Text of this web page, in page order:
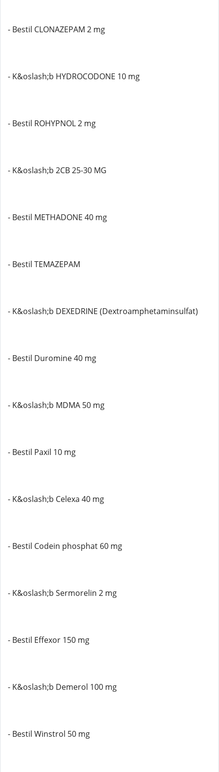
- Bestil CLONAZEPAM 2 mg
- K&oslash;b HYDROCODONE 10 mg
- Bestil ROHYPNOL 2 mg
- K&oslash;b 2CB 25-30 MG
- Bestil METHADONE 40 mg
- Bestil TEMAZEPAM
- K&oslash;b DEXEDRINE (Dextroamphetaminsulfat)
- Bestil Duromine 40 mg
- K&oslash;b MDMA 50 mg
- Bestil Paxil 10 mg
- K&oslash;b Celexa 40 mg
- Bestil Codein phosphat 60 mg
- K&oslash;b Sermorelin 2 mg
- Bestil Effexor 150 mg
- K&oslash;b Demerol 100 mg
- Bestil Winstrol 50 mg